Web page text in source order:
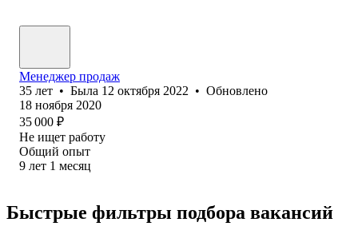
Менеджер продаж
35 лет • Была 12 октября 2022 • Обновлено
18 ноября 2020
35 000 ₽
Не ищет работу
Общий опыт
9 лет 1 месяц
Быстрые фильтры подбора вакансий